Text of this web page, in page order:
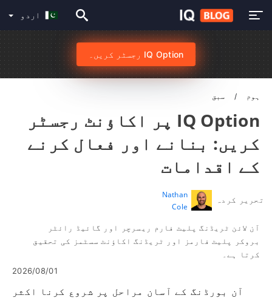
اردو
IQ Option رجسٹر کریں۔
ہوم سبق
IQ Option پر اکاؤنٹ رجسٹر
کریں: بنانے اور فعال کرنے
کے اقدامات
تحریر کردہ
Nathan
Cole
آن لائن ٹریڈنگ پلیٹ فارم ریسرچر اور گائیڈ رائٹر
بروکر پلیٹ فارمز اور ٹریڈنگ اکاؤنٹ سسٹمز کی تحقیق
کرتا ہے۔
2026/08/01
آن بورڈنگ کے آسان مراحل پر شروع کرنا اکثر